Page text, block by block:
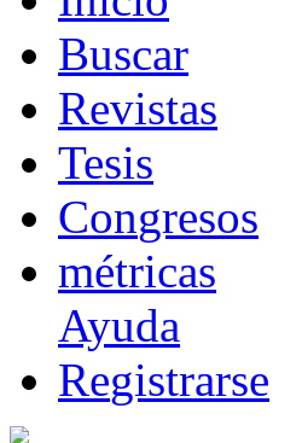
Buscar
Revistas
Tesis
Congresos
métricas
Ayuda
Registrarse